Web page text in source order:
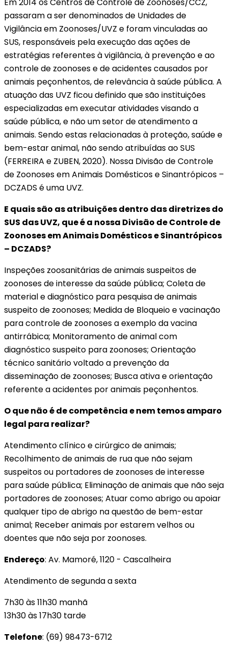
Em 2014 os Centros de Controle de Zoonoses/CCZ,
passaram a ser denominados de Unidades de
Vigilância em Zoonoses/UVZ e foram vinculadas ao
SUS, responsáveis pela execução das ações de
estratégias referentes à vigilância, à prevenção e ao
controle de zoonoses e de acidentes causados por
animais peçonhentos, de relevância à saúde pública. A
atuação das UVZ ficou definido que são instituições
especializadas em executar atividades visando a
saúde pública, e não um setor de atendimento a
animais. Sendo estas relacionadas à proteção, saúde e
bem-estar animal, não sendo atribuídas ao SUS
(FERREIRA e ZUBEN, 2020). Nossa Divisão de Controle
de Zoonoses em Animais Domésticos e Sinantrópicos –
DCZADS é uma UVZ.
E quais são as atribuições dentro das diretrizes do
SUS das UVZ, que é a nossa Divisão de Controle de
Zoonoses em Animais Domésticos e Sinantrópicos
– DCZADS?
Inspeções zoosanitárias de animais suspeitos de
zoonoses de interesse da saúde pública; Coleta de
material e diagnóstico para pesquisa de animais
suspeito de zoonoses; Medida de Bloqueio e vacinação
para controle de zoonoses a exemplo da vacina
antirrábica; Monitoramento de animal com
diagnóstico suspeito para zoonoses; Orientação
técnico sanitário voltado a prevenção da
disseminação de zoonoses; Busca ativa e orientação
referente a acidentes por animais peçonhentos.
O que não é de competência e nem temos amparo
legal para realizar?
Atendimento clínico e cirúrgico de animais;
Recolhimento de animais de rua que não sejam
suspeitos ou portadores de zoonoses de interesse
para saúde pública; Eliminação de animais que não seja
portadores de zoonoses; Atuar como abrigo ou apoiar
qualquer tipo de abrigo na questão de bem-estar
animal; Receber animais por estarem velhos ou
doentes que não seja por zoonoses.
Endereço: Av. Mamoré, 1120 - Cascalheira
Atendimento de segunda a sexta
7h30 às 11h30 manhã
13h30 às 17h30 tarde
Telefone: (69) 98473-6712